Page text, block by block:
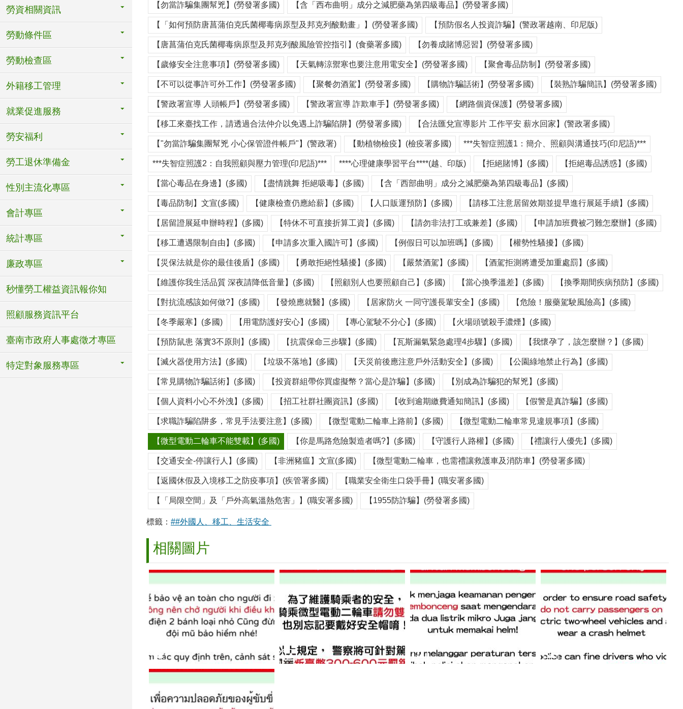
勞資相關資訊
勞動條件區
勞動檢查區
外籍移工管理
就業促進服務
勞安福利
勞工退休準備金
性別主流化專區
會計專區
統計專區
廉政專區
秒懂勞工權益資訊報你知
照顧服務資訊平台
臺南市政府人事處徵才專區
特定對象服務專區
【勿當詐騙集團幫兇】(勞發署多國) 【含「西布曲明」成分之減肥藥為第四級毒品】(勞發署多國)
【「如何預防唐菖蒲伯克氏菌椰毒病原型及邦克列酸動畫」】(勞發署多國) 【預防假名人投資詐騙】(警政署越南、印尼版)
【唐菖蒲伯克氏菌椰毒病原型及邦克列酸風險管控指引】(食藥署多國) 【勿養成賭博惡習】(勞發署多國)
【歲修安全注意事項】(勞發署多國) 【天氣轉涼禦寒也要注意用電安全】(勞發署多國) 【聚會毒品防制】(勞發署多國)
【不可以從事許可外工作】(勞發署多國) 【聚餐勿酒駕】(勞發署多國) 【購物詐騙話術】(勞發署多國) 【裝熟詐騙簡訊】(勞發署多國)
【警政署宣導 人頭帳戶】(勞發署多國) 【警政署宣導 詐欺車手】(勞發署多國) 【網路個資保護】(勞發署多國)
【移工來臺找工作，請透過合法仲介以免遇上詐騙陷阱】(勞發署多國) 【合法匯兌宣導影片 工作平安 薪水回家】(警政署多國)
【"勿當詐騙集團幫兇 小心保管證件帳戶"】(警政署) 【動植物檢疫】(檢疫署多國) ***失智症照護1：簡介、照顧與溝通技巧(印尼語)***
***失智症照護2：自我照顧與壓力管理(印尼語)*** ****心理健康學習平台****(越、印版) 【拒絕賭博】(多國) 【拒絕毒品誘惑】(多國)
【當心毒品在身邊】(多國) 【盡情跳舞 拒絕吸毒】(多國) 【含「西部曲明」成分之減肥藥為第四級毒品】(多國)
【毒品防制】文宣(多國) 【健康檢查仍應給薪】(多國) 【人口販運預防】(多國) 【請移工注意居留效期並提早進行展延手續】(多國)
【居留證展延申辦時程】(多國) 【特休不可直接折算工資】(多國) 【請勿非法打工或兼差】(多國) 【申請加班費被刁難怎麼辦】(多國)
【移工遭遇限制自由】(多國) 【申請多次重入國許可】(多國) 【例假日可以加班嗎】(多國) 【權勢性騷擾】(多國)
【災保法就是你的最佳後盾】(多國) 【勇敢拒絕性騷擾】(多國) 【嚴禁酒駕】(多國) 【酒駕拒測將遭受加重處罰】(多國)
【維護你我生活品質 深夜請降低音量】(多國) 【照顧別人也要照顧自己】(多國) 【當心換季溫差】(多國) 【換季期間疾病預防】(多國)
【對抗流感該如何做?】(多國) 【發燒應就醫】(多國) 【居家防火 一同守護長輩安全】(多國) 【危險！服藥駕駛風險高】(多國)
【冬季嚴寒】(多國) 【用電防護好安心】(多國) 【專心駕駛不分心】(多國) 【火場頭號殺手濃煙】(多國)
【預防鼠患 落實3不原則】(多國) 【抗震保命三步驟】(多國) 【瓦斯漏氣緊急處理4步驟】(多國) 【我懷孕了，該怎麼辦？】(多國)
【滅火器使用方法】(多國) 【垃圾不落地】(多國) 【天災前後應注意戶外活動安全】(多國) 【公園綠地禁止行為】(多國)
【常見購物詐騙話術】(多國) 【投資群組帶你買虛擬幣？當心是詐騙】(多國) 【別成為詐騙犯的幫兇】(多國)
【個人資料小心不外洩】(多國) 【招工社群社團資訊】(多國) 【收到逾期繳費通知簡訊】(多國) 【假警是真詐騙】(多國)
【求職詐騙陷阱多，常見手法要注意】(多國) 【微型電動二輪車上路前】(多國) 【微型電動二輪車常見違規事項】(多國)
【微型電動二輪車不能雙載】(多國) 【你是馬路危險製造者嗎?】(多國) 【守護行人路權】(多國) 【禮讓行人優先】(多國)
【交通安全-停讓行人】(多國) 【非洲豬瘟】文宣(多國) 【微型電動二輪車，也需禮讓救護車及消防車】(勞發署多國)
【返國休假及入境移工之防疫事項】(疾管署多國) 【職業安全衛生口袋手冊】(職安署多國)
【「局限空間」及「戶外高氣溫熱危害」】(職安署多國) 【1955防詐騙】(勞發署多國)
標籤： ##外國人、移工、生活安全
相關圖片